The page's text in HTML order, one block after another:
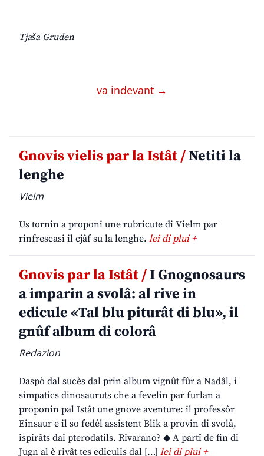
Tjaša Gruden
va indevant →
Gnovis vielis par la Istât /Netiti la
lenghe
Vielm
Us tornin a proponi une rubricute di Vielm par
rinfrescasi il cjâf su la lenghe. lei di plui +
Gnovis par la Istât /I Gnognosaurs
a imparin a svolâ: al rive in
edicule «Tal blu piturât di blu», il
gnûf album di colorâ
Redazion
Daspò dal sucès dal prin album vignût fûr a Nadâl, i
simpatics dinosauruts che a fevelin par furlan a
proponin pal Istât une gnove aventure: il professôr
Einsaur e il so fedêl assistent Blik a provin di svolâ,
ispirâts dai pterodatils. Rivarano? ◆ A partî de fin di
Jugn al è rivât tes ediculis dal […] lei di plui +